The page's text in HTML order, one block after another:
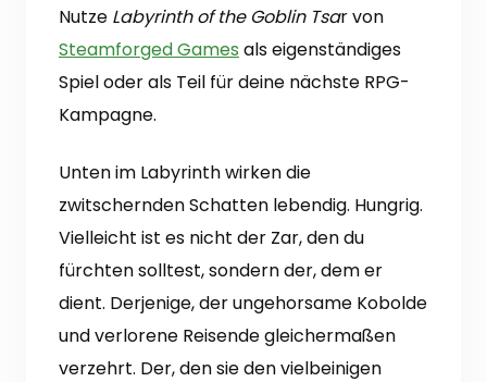
Nutze Labyrinth of the Goblin Tsar von
Steamforged Games als eigenständiges
Spiel oder als Teil für deine nächste RPG-
Kampagne.
Unten im Labyrinth wirken die
zwitschernden Schatten lebendig. Hungrig.
Vielleicht ist es nicht der Zar, den du
fürchten solltest, sondern der, dem er
dient. Derjenige, der ungehorsame Kobolde
und verlorene Reisende gleichermaßen
verzehrt. Der, den sie den vielbeinigen